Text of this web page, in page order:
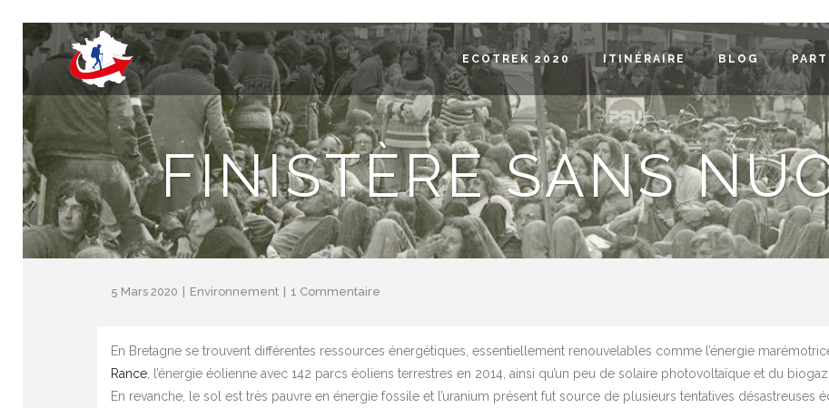
ECOTREK 2020 ITINÉRAIRE BLOG
FINISTÈRE SANS
5 Mars 2020 Environnement 1 Commentaire
En Bretagne se trouvent différentes ressources énergétiques, essentiellement renouvelables comme l’énergie
Rance , l’énergie éolienne avec 142 parcs éoliens terrestres en 2014, ainsi qu’un peu de solaire photovoltaïque et du
En revanche, le sol est très pauvre en énergie fossile et l’uranium présent fut source de plusieurs tentatives désastreuses